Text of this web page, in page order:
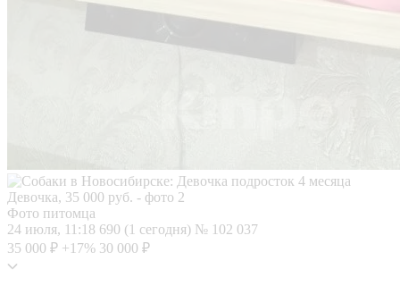
Фото питомца
24 июля, 11:18 690 (1 сегодня) № 102 037
35 000 ₽ +17% 30 000 ₽